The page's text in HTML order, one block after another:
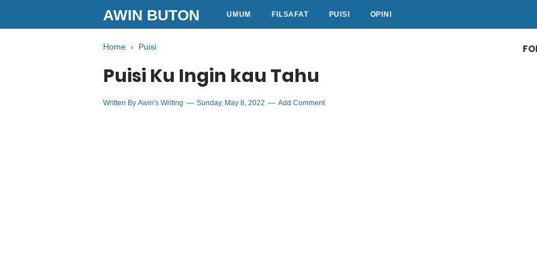
AWIN BUTON UMUM FILSAFAT PUISI OPINI
Home › Puisi
Puisi Ku Ingin kau Tahu
Written By Awin's Writing Sunday, May 8, 2022 Add Comment